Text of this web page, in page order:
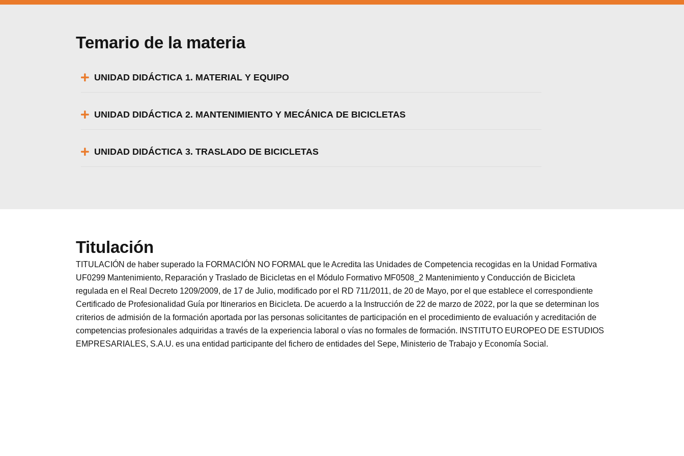
Temario de la materia
UNIDAD DIDÁCTICA 1. MATERIAL Y EQUIPO
UNIDAD DIDÁCTICA 2. MANTENIMIENTO Y MECÁNICA DE BICICLETAS
UNIDAD DIDÁCTICA 3. TRASLADO DE BICICLETAS
Titulación
TITULACIÓN de haber superado la FORMACIÓN NO FORMAL que le Acredita las Unidades de Competencia recogidas en la Unidad Formativa
UF0299 Mantenimiento, Reparación y Traslado de Bicicletas en el Módulo Formativo MF0508_2 Mantenimiento y Conducción de Bicicleta
regulada en el Real Decreto 1209/2009, de 17 de Julio, modificado por el RD 711/2011, de 20 de Mayo, por el que establece el correspondiente
Certificado de Profesionalidad Guía por Itinerarios en Bicicleta. De acuerdo a la Instrucción de 22 de marzo de 2022, por la que se determinan los
criterios de admisión de la formación aportada por las personas solicitantes de participación en el procedimiento de evaluación y acreditación de
competencias profesionales adquiridas a través de la experiencia laboral o vías no formales de formación. INSTITUTO EUROPEO DE ESTUDIOS
EMPRESARIALES, S.A.U. es una entidad participante del fichero de entidades del Sepe, Ministerio de Trabajo y Economía Social.